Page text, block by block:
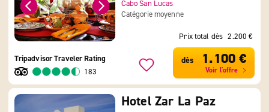
Cabo San Lucas
Catégorie moyenne
Tripadvisor Traveler Rating
183
Prix total dès 2.200 €
dès 1.100 €
Voir l'offre
Hotel Zar La Paz